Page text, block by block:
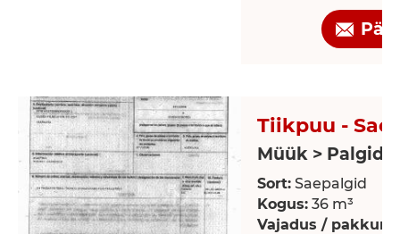
Tiikpuu -
Müük > Palgid
Sort: Saepalgid
Kogus: 36 m³
Vajadus /